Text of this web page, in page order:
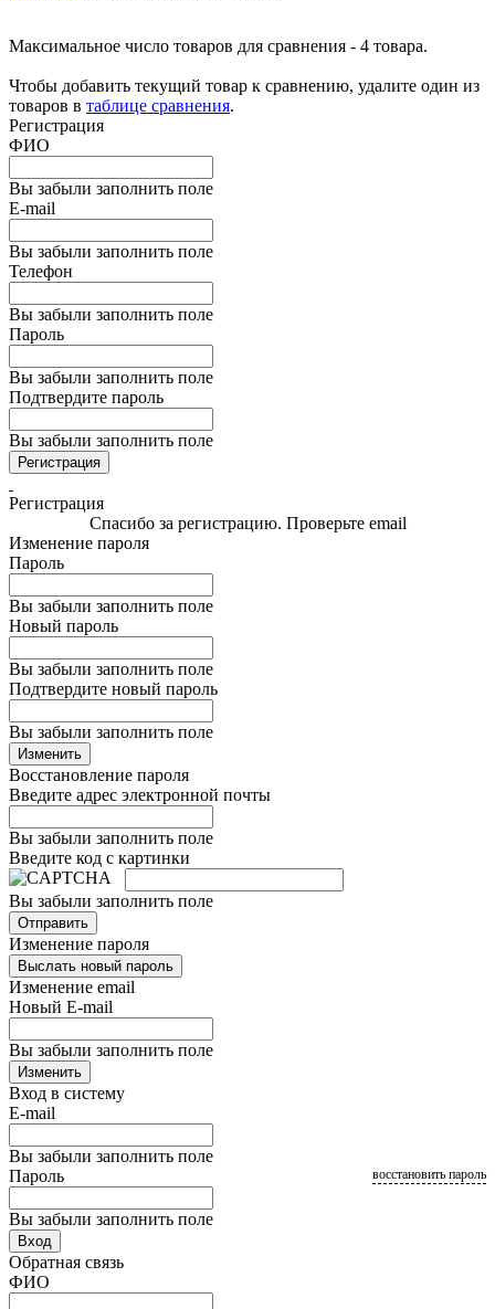
Максимальное число товаров для сравнения - 4 товара.
Чтобы добавить текущий товар к сравнению, удалите один из
товаров в таблице сравнения.
Регистрация
ФИО
Вы забыли заполнить поле
E-mail
Вы забыли заполнить поле
Телефон
Вы забыли заполнить поле
Пароль
Вы забыли заполнить поле
Подтвердите пароль
Вы забыли заполнить поле
Регистрация
Регистрация
Спасибо за регистрацию. Проверьте email
Изменение пароля
Пароль
Вы забыли заполнить поле
Новый пароль
Вы забыли заполнить поле
Подтвердите новый пароль
Вы забыли заполнить поле
Изменить
Восстановление пароля
Введите адрес электронной почты
Вы забыли заполнить поле
Введите код с картинки
Вы забыли заполнить поле
Отправить
Изменение пароля
Выслать новый пароль
Изменение email
Новый E-mail
Вы забыли заполнить поле
Изменить
Вход в систему
E-mail
Вы забыли заполнить поле
Пароль
Вы забыли заполнить поле
восстановить пароль
Вход
Обратная связь
ФИО